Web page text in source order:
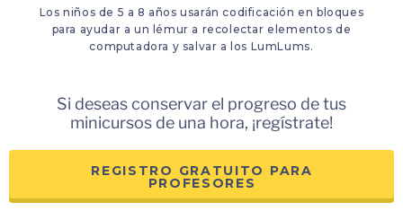
Los niños de 5 a 8 años usarán codificación en bloques
para ayudar a un lémur a recolectar elementos de
computadora y salvar a los LumLums.
Si deseas conservar el progreso de tus
minicursos de una hora, ¡regístrate!
REGISTRO GRATUITO PARA
PROFESORES